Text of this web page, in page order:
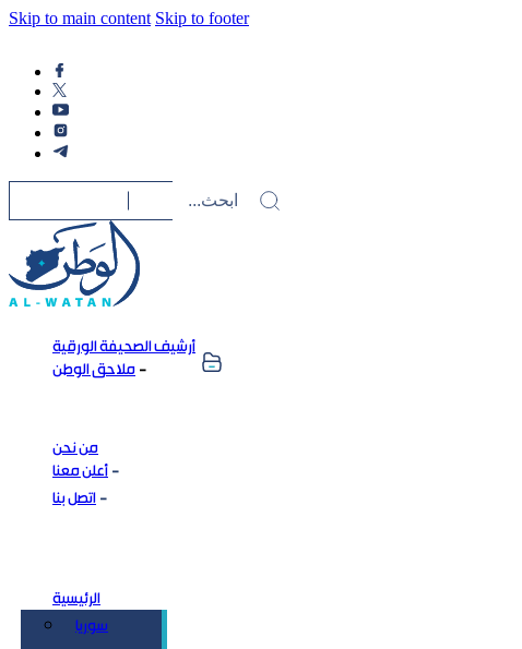
Skip to main content Skip to footer
أرشيف الصحيفة الورقية
ملاحق الوطن
من نحن
أعلن معنا
اتصل بنا
الرئيسية
سوريا